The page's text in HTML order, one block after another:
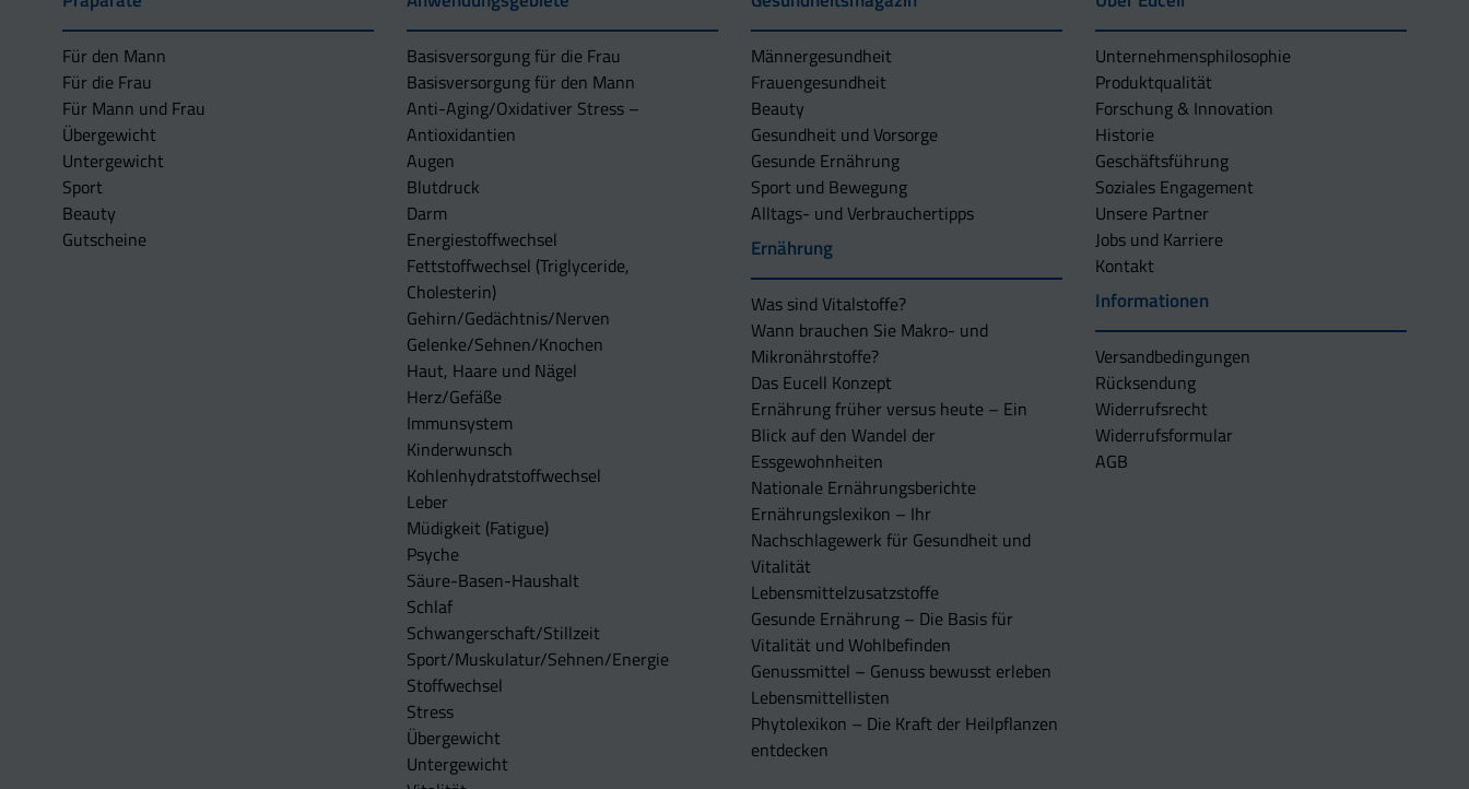
Für den Mann
Für die Frau
Für Mann und Frau
Übergewicht
Untergewicht
Sport
Beauty
Gutscheine
Basisversorgung für die Frau
Basisversorgung für den Mann
Anti-Aging/Oxidativer Stress –
Antioxidantien
Augen
Blutdruck
Darm
Energiestoffwechsel
Fettstoffwechsel (Triglyceride,
Cholesterin)
Gehirn/Gedächtnis/Nerven
Gelenke/Sehnen/Knochen
Haut, Haare und Nägel
Herz/Gefäße
Immunsystem
Kinderwunsch
Kohlenhydratstoffwechsel
Leber
Müdigkeit (Fatigue)
Psyche
Säure-Basen-Haushalt
Schlaf
Schwangerschaft/Stillzeit
Sport/Muskulatur/Sehnen/Energie
Stoffwechsel
Stress
Übergewicht
Untergewicht
Männergesundheit
Frauengesundheit
Beauty
Gesundheit und Vorsorge
Gesunde Ernährung
Sport und Bewegung
Alltags- und Verbrauchertipps
Ernährung
Was sind Vitalstoffe?
Wann brauchen Sie Makro- und
Mikronährstoffe?
Das Eucell Konzept
Ernährung früher versus heute – Ein
Blick auf den Wandel der
Essgewohnheiten
Nationale Ernährungsberichte
Ernährungslexikon – Ihr
Nachschlagewerk für Gesundheit und
Vitalität
Lebensmittelzusatzstoffe
Gesunde Ernährung – Die Basis für
Vitalität und Wohlbefinden
Genussmittel – Genuss bewusst erleben
Lebensmittellisten
Phytolexikon – Die Kraft der Heilpflanzen
entdecken
Unternehmens­philosophie
Produktqualität
Forschung & Innovation
Historie
Geschäftsführung
Soziales Engagement
Unsere Partner
Jobs und Karriere
Kontakt
Informationen
Versandbedingungen
Rücksendung
Widerrufsrecht
Widerrufsformular
AGB